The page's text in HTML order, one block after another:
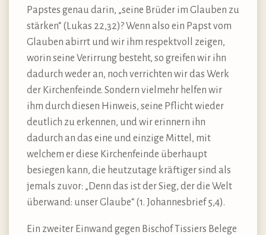
Papstes genau darin, „seine Brüder im Glauben zu
stärken“ (Lukas 22,32)? Wenn also ein Papst vom
Glauben abirrt und wir ihm respektvoll zeigen,
worin seine Verirrung besteht, so greifen wir ihn
dadurch weder an, noch verrichten wir das Werk
der Kirchenfeinde. Sondern vielmehr helfen wir
ihm durch diesen Hinweis, seine Pflicht wieder
deutlich zu erkennen, und wir erinnern ihn
dadurch an das eine und einzige Mittel, mit
welchem er diese Kirchenfeinde überhaupt
besiegen kann, die heutzutage kräftiger sind als
jemals zuvor: „Denn das ist der Sieg, der die Welt
überwand: unser Glaube“ (1. Johannesbrief 5,4).
Ein zweiter Einwand gegen Bischof Tissiers Belege